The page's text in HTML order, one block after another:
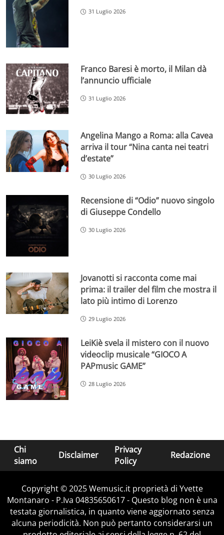
31 Luglio 2026
Franco Baresi è morto, il Milan dà
l’annuncio ufficiale
31 Luglio 2026
Angelina Mango a Roma: alla Cavea
arriva il tour “Nina canta nei teatri
d’estate”
30 Luglio 2026
Recensione di “Odio” nuovo singolo
di Giuseppe Condello
30 Luglio 2026
Jovanotti si racconta come mai
prima: il trailer del film che mostra il
lato più intimo di Lorenzo
29 Luglio 2026
LeiKiè svela il mistero con il nuovo
videoclip musicale “GIOCO A
PAPmusic GAME”
28 Luglio 2026
Chi
siamo
Disclaimer
Privacy
Policy
Redazione
Copyright © 2025 Wemusic.it proprietà di Yvette
Montanaro - P.Iva 04835650617 - Questo blog non è una
testata giornalistica, in quanto viene aggiornato senza
alcuna periodicità. Non può pertanto considerarsi un